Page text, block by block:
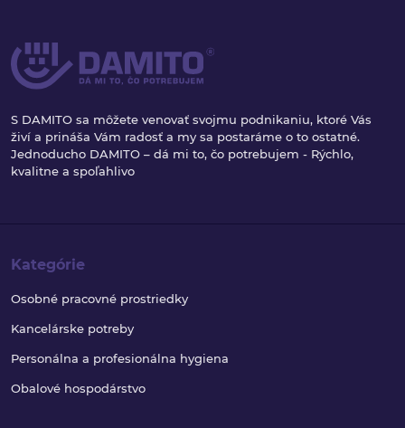
S DAMITO sa môžete venovať svojmu podnikaniu, ktoré Vás
živí a prináša Vám radosť a my sa postaráme o to ostatné.
Jednoducho DAMITO – dá mi to, čo potrebujem - Rýchlo,
kvalitne a spoľahlivo
Kategórie
Osobné pracovné prostriedky
Kancelárske potreby
Personálna a profesionálna hygiena
Obalové hospodárstvo